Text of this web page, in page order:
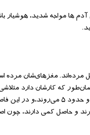
آدم ها مواجه شدید، هوشیار
مرده‌اند. مغزهای‌شان مرده
پیدای‌شان می‌شود و حدود ۵
و حاصل کمی دارند، چون